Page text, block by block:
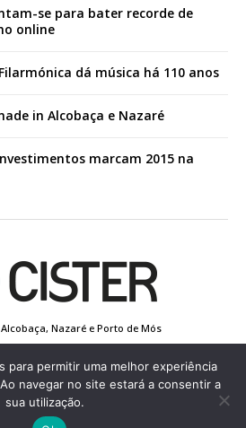
se para bater recorde de
online
dá música há 110 anos
in Alcobaça e Nazaré
marcam 2015 na
Nazaré e Porto de Mós
Edição Impressa
- Todos os direitos reservados.
para permitir uma melhor experiência
navegar no site estará a consentir a
sua utilização.